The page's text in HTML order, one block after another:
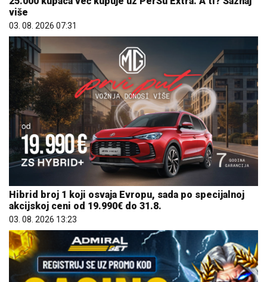
više
03. 08. 2026 07:31
Hibrid broj 1 koji osvaja Evropu, sada po specijalnoj
akcijskoj ceni od 19.990€ do 31.8.
03. 08. 2026 13:23